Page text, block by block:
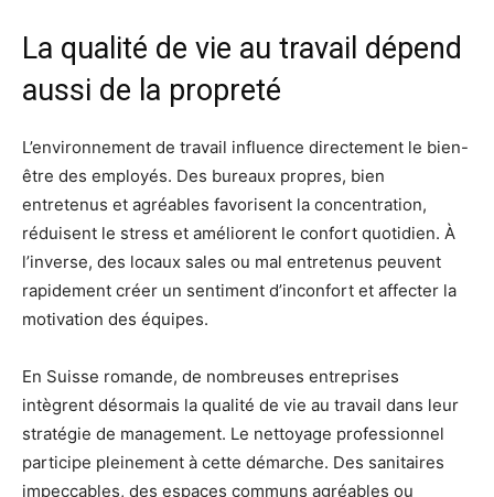
La qualité de vie au travail dépend
aussi de la propreté
L’environnement de travail influence directement le bien-
être des employés. Des bureaux propres, bien
entretenus et agréables favorisent la concentration,
réduisent le stress et améliorent le confort quotidien. À
l’inverse, des locaux sales ou mal entretenus peuvent
rapidement créer un sentiment d’inconfort et affecter la
motivation des équipes.
En Suisse romande, de nombreuses entreprises
intègrent désormais la qualité de vie au travail dans leur
stratégie de management. Le nettoyage professionnel
participe pleinement à cette démarche. Des sanitaires
impeccables, des espaces communs agréables ou